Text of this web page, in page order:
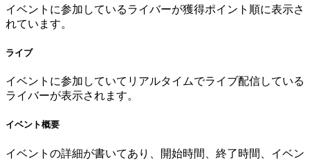
イベントに参加しているライバーが獲得ポイント順に表示さ
れています。
ライブ
イベントに参加していてリアルタイムでライブ配信している
ライバーが表示されます。
イベント概要
イベントの詳細が書いてあり、開始時間、終了時間、イベン